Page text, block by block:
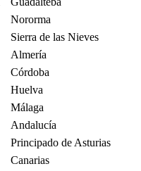
Nororma
Sierra de las Nieves
Almería
Córdoba
Huelva
Málaga
Andalucía
Principado de Asturias
Canarias